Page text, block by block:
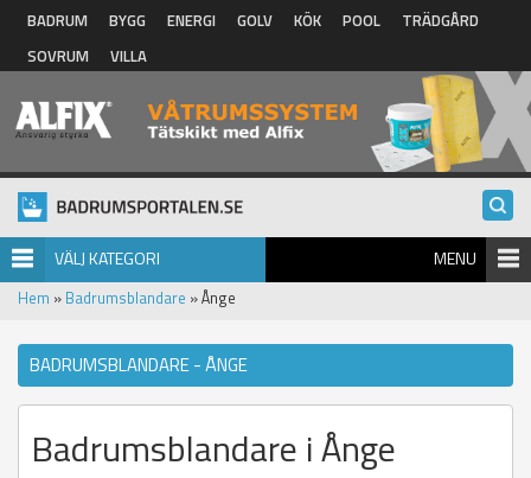
Hoppa till huvudinnehåll
BADRUM BYGG ENERGI GOLV KÖK POOL
TRÄDGÅRD
SOVRUM
VILLA
VÄLJ KATEGORI MENU
Hem » Badrumsblandare » Ånge
BADRUMSBLANDARE - ÅNGE
Badrumsblandare i Ånge